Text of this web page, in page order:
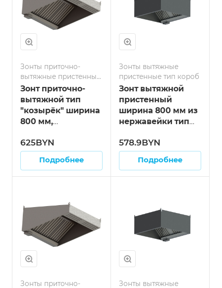
Зонты приточно-
вытяжные пристенные
тип козырёк
Зонт приточно-
вытяжной тип
"козырёк" ширина
800 мм,
800 мм
625BYN
Подробнее
Зонты вытяжные
пристенные тип короб
Зонт вытяжной
пристенный
ширина 800 мм из
нержавейки тип
мм
578.9BYN
Подробнее
Зонты приточно-
Зонты вытяжные